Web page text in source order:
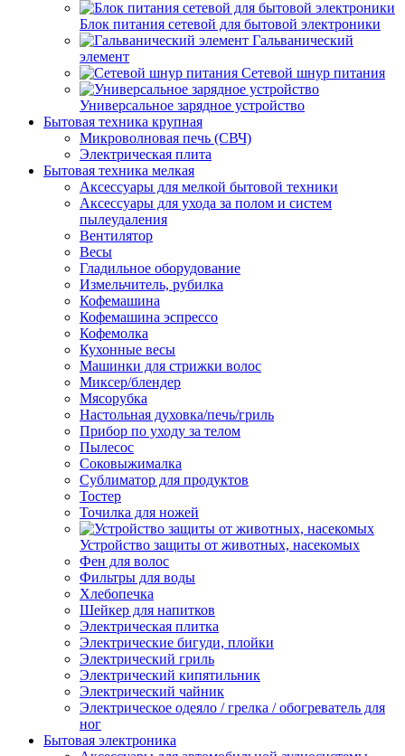
Блок питания сетевой для бытовой электроники
Гальванический
элемент
Сетевой шнур питания
Универсальное зарядное устройство
Бытовая техника крупная
Микроволновая печь (СВЧ)
Электрическая плита
Бытовая техника мелкая
Аксессуары для мелкой бытовой техники
Аксессуары для ухода за полом и систем
пылеудаления
Вентилятор
Весы
Гладильное оборудование
Измельчитель, рубилка
Кофемашина
Кофемашина эспрессо
Кофемолка
Кухонные весы
Машинки для стрижки волос
Миксер/блендер
Мясорубка
Настольная духовка/печь/гриль
Прибор по уходу за телом
Пылесос
Соковыжималка
Сублиматор для продуктов
Тостер
Точилка для ножей
Устройство защиты от животных, насекомых
Фен для волос
Фильтры для воды
Хлебопечка
Шейкер для напитков
Электрическая плитка
Электрические бигуди, плойки
Электрический гриль
Электрический кипятильник
Электрический чайник
Электрическое одеяло / грелка / обогреватель для
ног
Бытовая электроника